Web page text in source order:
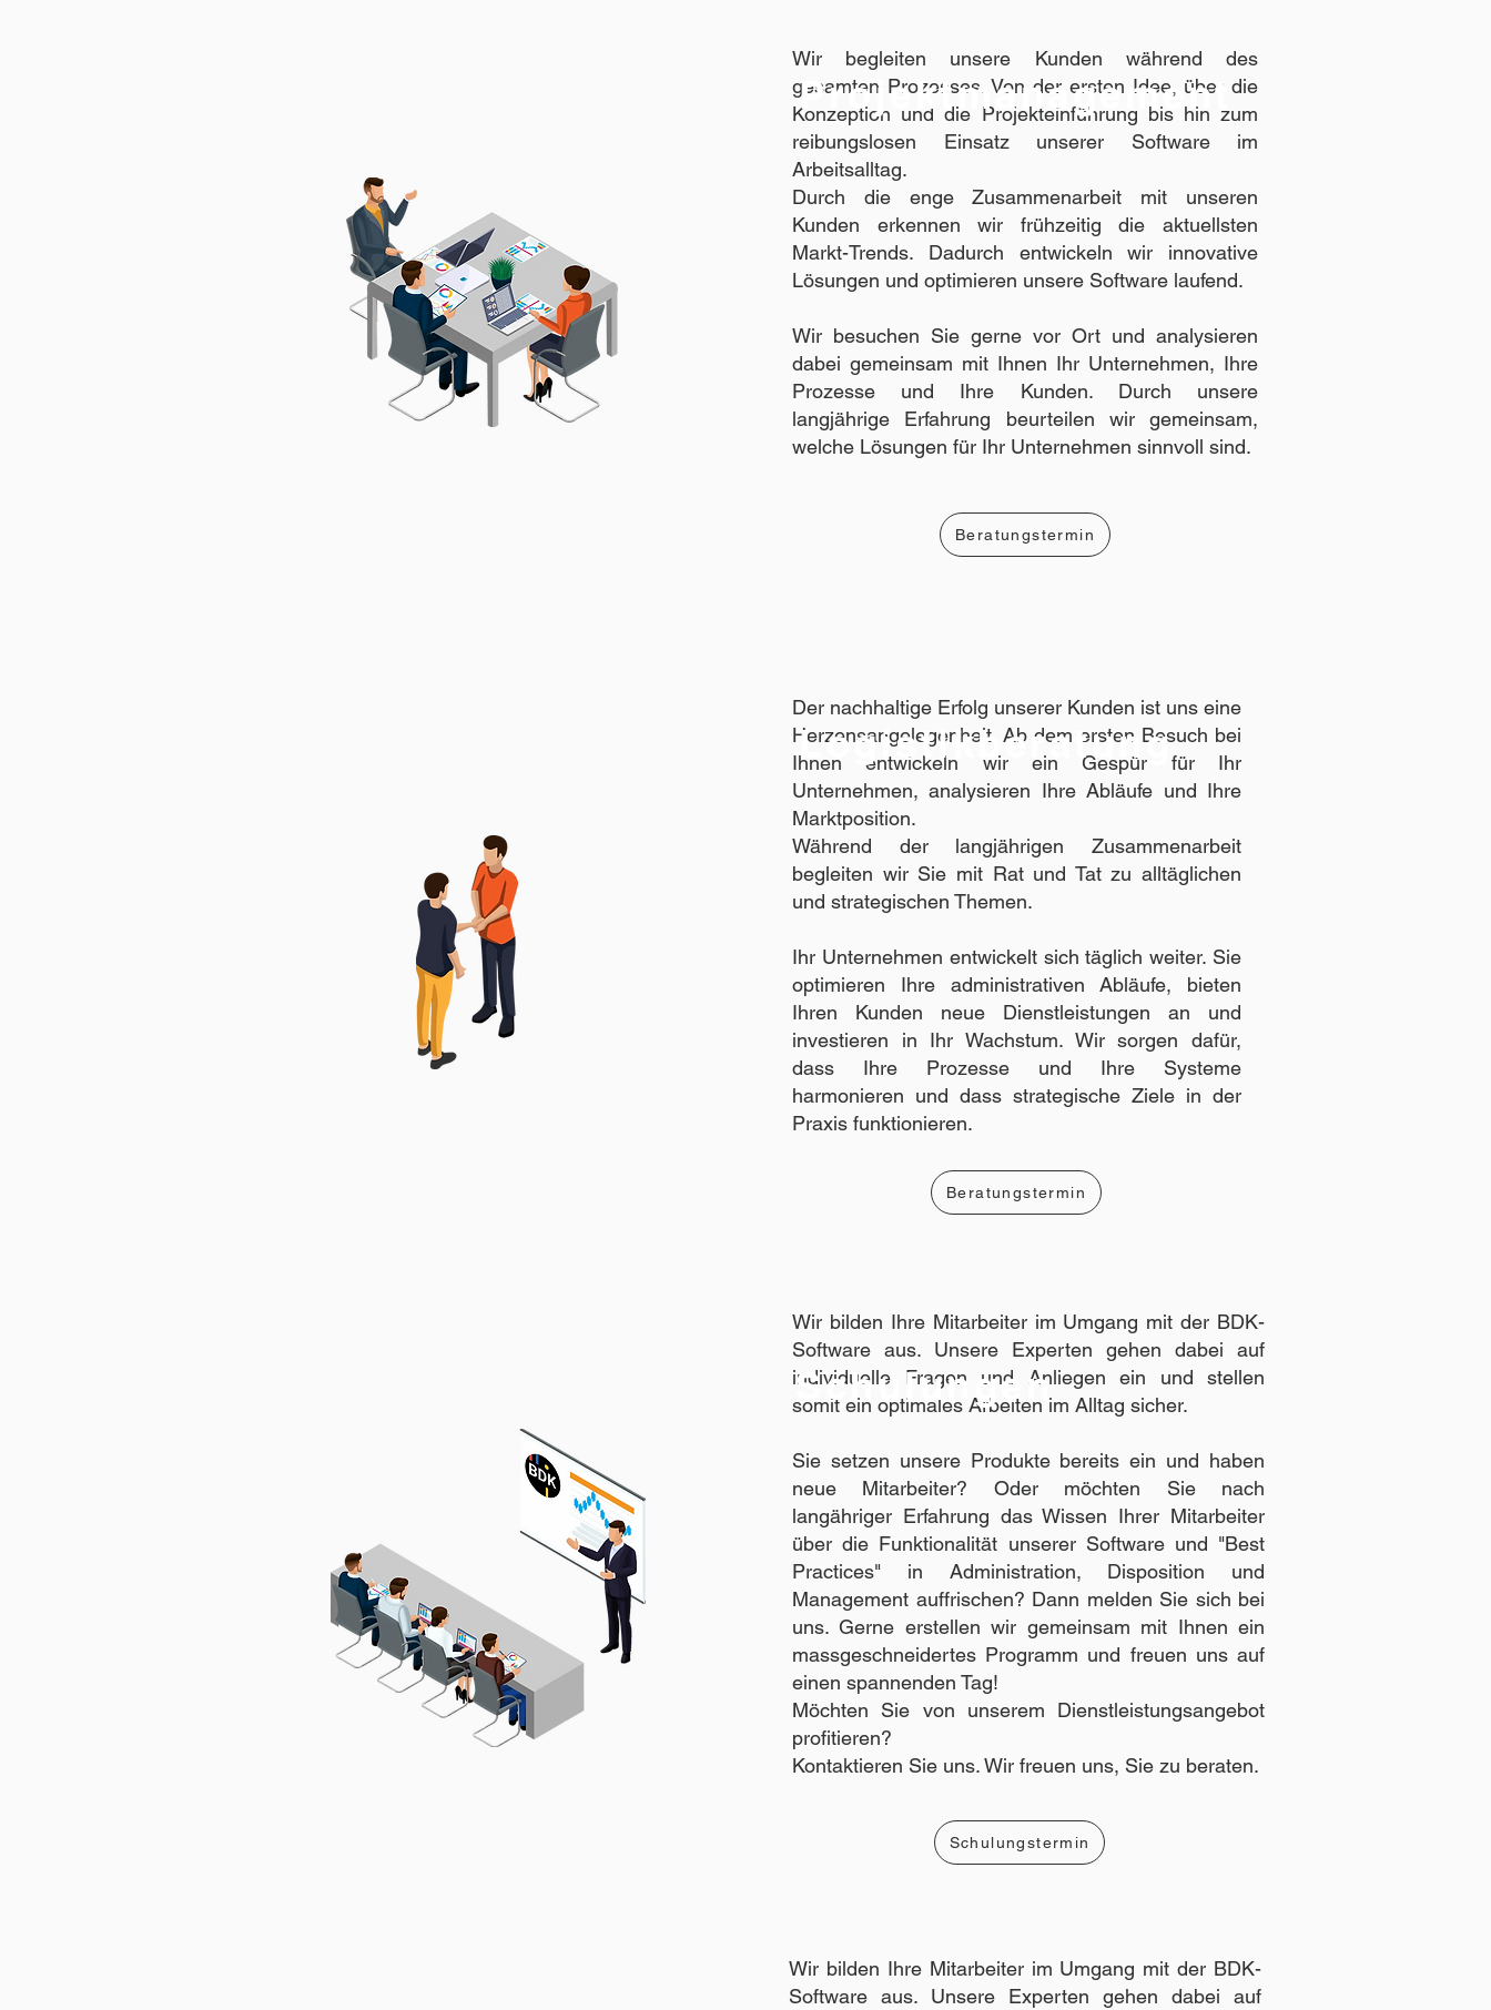
Wir begleiten unsere Kunden während des
gesamten Prozesses. Von der ersten Idee, über die
Konzeption und die Projekteinführung bis hin zum
reibungslosen Einsatz unserer Software im
Arbeitsalltag.
Durch die enge Zusammenarbeit mit unseren
Kunden erkennen wir frühzeitig die aktuellsten
Markt-Trends. Dadurch entwickeln wir innovative
Lösungen und optimieren unsere Software laufend.
​Wir besuchen Sie gerne vor Ort und analysieren
dabei gemeinsam mit Ihnen Ihr Unternehmen, Ihre
Prozesse und Ihre Kunden. Durch unsere
langjährige Erfahrung beurteilen wir gemeinsam,
welche Lösungen für Ihr Unternehmen sinnvoll sind.
Beratungstermin
Projektmanagement
Der nachhaltige Erfolg unserer Kunden ist uns eine
Herzensangelegenheit. Ab dem ersten Besuch bei
Ihnen entwickeln wir ein Gespür für Ihr
Unternehmen, analysieren Ihre Abläufe und Ihre
Marktposition.
Während der langjährigen Zusammenarbeit
begleiten wir Sie mit Rat und Tat zu alltäglichen
und strategischen Themen.
Ihr Unternehmen entwickelt sich täglich weiter. Sie
optimieren Ihre administrativen Abläufe, bieten
Ihren Kunden neue Dienstleistungen an und
investieren in Ihr Wachstum. Wir sorgen dafür,
dass Ihre Prozesse und Ihre Systeme
harmonieren und dass strategische Ziele in der
Praxis funktionieren.
Beratungstermin
Logistikberatung
Wir bilden Ihre Mitarbeiter im Umgang mit der BDK-
Software aus. Unsere Experten gehen dabei auf
individuelle Fragen und Anliegen ein und stellen
somit ein optimales Arbeiten im Alltag sicher.
Sie setzen unsere Produkte bereits ein und haben
neue Mitarbeiter? Oder möchten Sie nach
langähriger Erfahrung das Wissen Ihrer Mitarbeiter
über die Funktionalität unserer Software und "Best
Practices" in Administration, Disposition und
Management auffrischen? Dann melden Sie sich bei
uns. Gerne erstellen wir gemeinsam mit Ihnen ein
massgeschneidertes Programm und freuen uns auf
einen spannenden Tag!
Möchten Sie von unserem Dienstleistungsangebot
profitieren?
Kontaktieren Sie uns. Wir freuen uns, Sie zu beraten.
Schulungstermin
Schulungen
Wir bilden Ihre Mitarbeiter im Umgang mit der BDK-
Software aus. Unsere Experten gehen dabei auf